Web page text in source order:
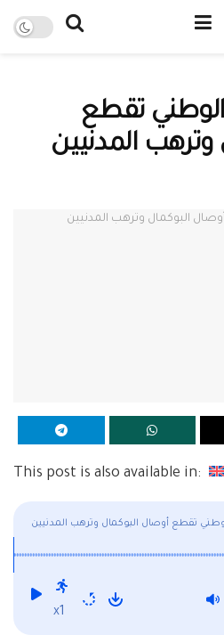
الوطني تقطع
المدنيين
This post is also available in:
تقطع أوصال البوكمال وترهب المدنيين
x1